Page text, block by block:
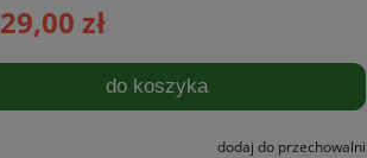
29,00 zł
do koszyka
dodaj do przechowalni